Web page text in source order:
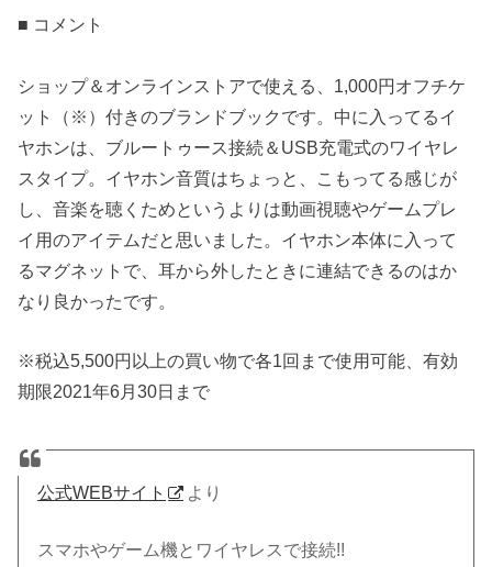
■ コメント
ショップ＆オンラインストアで使える、1,000円オフチケ
ット（※）付きのブランドブックです。中に入ってるイ
ヤホンは、ブルートゥース接続＆USB充電式のワイヤレ
スタイプ。イヤホン音質はちょっと、こもってる感じが
し、音楽を聴くためというよりは動画視聴やゲームプレ
イ用のアイテムだと思いました。イヤホン本体に入って
るマグネットで、耳から外したときに連結できるのはか
なり良かったです。
※税込5,500円以上の買い物で各1回まで使用可能、有効
期限2021年6月30日まで
公式WEBサイト より
スマホやゲーム機とワイヤレスで接続!!